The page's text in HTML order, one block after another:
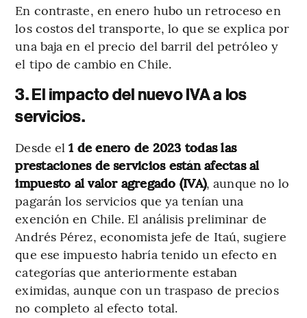
En contraste, en enero hubo un retroceso en
los costos del transporte, lo que se explica por
una baja en el precio del barril del petróleo y
el tipo de cambio en Chile.
3. El impacto del nuevo IVA a los
servicios.
Desde el1 de enero de 2023 todas las
prestaciones de servicios están afectas al
impuesto al valor agregado (IVA), aunque no lo
pagarán los servicios que ya tenían una
exención en Chile. El análisis preliminar de
Andrés Pérez, economista jefe de Itaú, sugiere
que ese impuesto habría tenido un efecto en
categorías que anteriormente estaban
eximidas, aunque con un traspaso de precios
no completo al efecto total.